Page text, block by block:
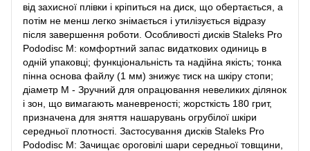
від захисної плівки і кріпиться на диск, що обертається, а
потім не менш легко знімається і утилізується відразу
після завершення роботи. Особливості дисків Staleks Pro
Pododisc M: комфортний запас видаткових одиниць в
одній упаковці; функціональність та надійна якість; тонка
пінна основа файлу (1 мм) знижує тиск на шкіру стопи;
діаметр M - Зручний для опрацювання невеликих ділянок
і зон, що вимагають маневреності; жорсткість 180 грит,
призначена для зняття нашарувань огрубілої шкіри
середньої плотності. Застосування дисків Staleks Pro
Pododisc M: Зачищає ороговілі шари середньої товщини,